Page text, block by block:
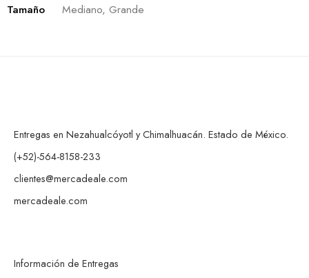
Tamaño
Mediano, Grande
Entregas en Nezahualcóyotl y Chimalhuacán. Estado de México.
(+52)-564-8158-233
clientes@mercadeale.com
mercadeale.com
Información de Entregas